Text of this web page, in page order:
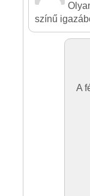
színű
A